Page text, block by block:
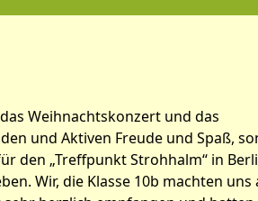
Weihnachtskonzert und das
und Aktiven Freude und Spaß,
den „Treffpunkt Strohhalm“ in
Wir, die Klasse 10b machten uns